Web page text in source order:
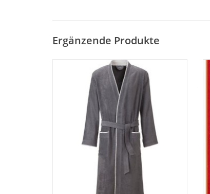
Ergänzende Produkte
Hochwertiger Herren Kimono, Nico Fb.
graphit . Herren Bademantel Kimonoschnitt
mit 2 aufgenähten Taschen mit farblich
abgesetztem Akzentstreifen.
ZUM WARENKORB HINZUFÜGEN